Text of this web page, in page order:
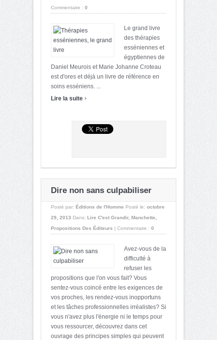
Commentaire : 0
Le grand livre
des thérapies
esséniennes et
égyptiennes de
Daniel Meurois et Marie Johanne Croteau
est d'ores et déjà un livre de référence en
soins esséniens. ...
Lire la suite ›
Dire non sans culpabiliser
Posté par: Éditions de l'Homme Posté le: octobre
29, 2013 Dans: Lire C'est Grandir, Manchette
Propositions Des Éditeurs | Commentaire : 0
Avez-vous de la
difficulté à
refuser les
propositions que l'on vous fait? Vous
sentez-vous coincé entre les exigences de
vos proches, les rendez-vous inopportuns
et les tâches professionnelles irréalistes? Si
vous n'avez plus l'énergie ni le temps pour
vous ressourcer, découvrez dans cet
ouvrage des principes simples qui peuvent